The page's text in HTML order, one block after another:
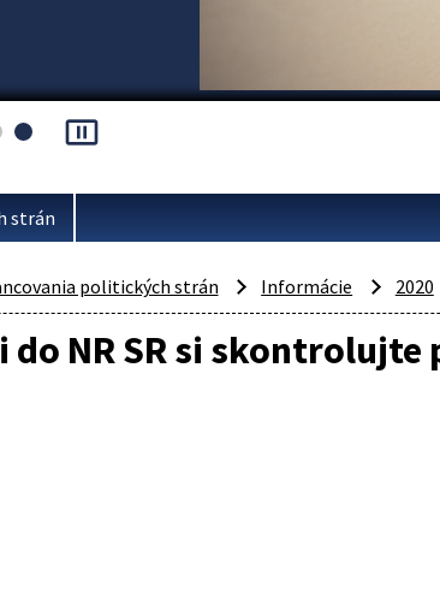
pause_presentation
strán
politických strán Informácie 2020
NR SR si